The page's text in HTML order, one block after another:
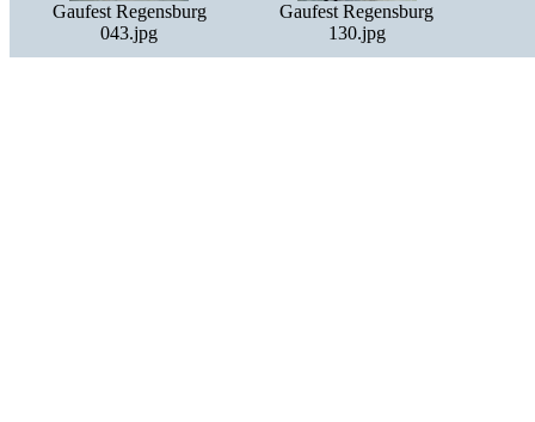
Gaufest Regensburg
043.jpg
Gaufest Regensburg
130.jpg